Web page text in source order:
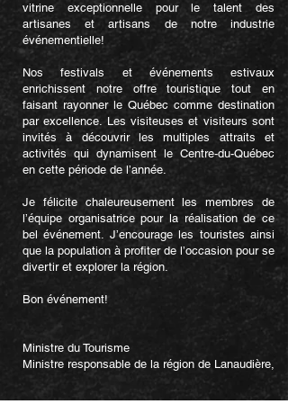
vitrine exceptionnelle pour le talent des
artisanes et artisans de notre industrie
événementielle!
Nos festivals et événements estivaux
enrichissent notre offre touristique tout en
faisant rayonner le Québec comme destination
par excellence. Les visiteuses et visiteurs sont
invités à découvrir les multiples attraits et
activités qui dynamisent le Centre-du-Québec
en cette période de l’année.
Je félicite chaleureusement les membres de
l’équipe organisatrice pour la réalisation de ce
bel événement. J’encourage les touristes ainsi
que la population à profiter de l’occasion pour se
divertir et explorer la région.
Bon événement!
Ministre du Tourisme
Ministre responsable de la région de Lanaudière,